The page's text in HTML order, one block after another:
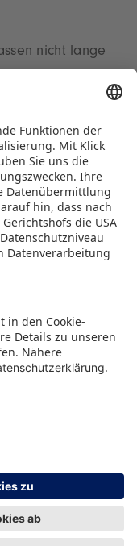
nicht lange
bis 31.1.2026
statt und
Juni 2026
DATENSCHUTZ